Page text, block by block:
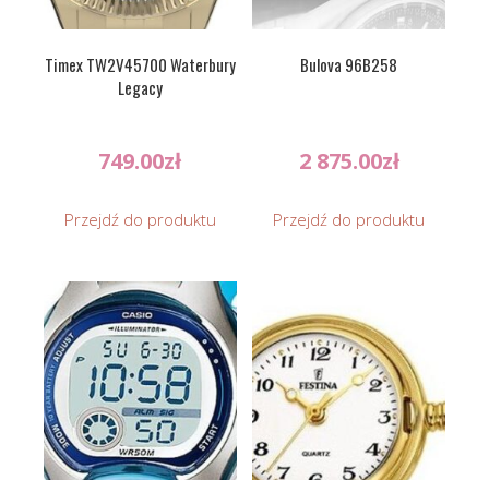
Timex TW2V45700 Waterbury
Legacy
749.00zł
Przejdź do produktu
Bulova 96B258
2 875.00zł
Przejdź do produktu